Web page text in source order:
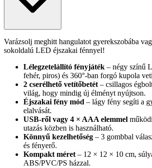
Varázsolj meghitt hangulatot gyerekszobába
sokoldalú LED éjszakai fénnyel!
Lélegzetelállító fényjáték – négy színű
fehér, piros) és 360°-ban forgó kupola
2 cserélhető vetítőbetét – csillagos
világ, hogy mindig új élményt nyújtson.
Éjszakai fény mód – lágy fény segíti a
elalvását.
USB-ről vagy 4 × AAA elemmel
utazás közben is használható.
Könnyű kezelhetőség – 3 gombbal
és fényerő.
Kompakt méret – 12 × 12 × 10 cm,
ABS/PVC/PS házzal.